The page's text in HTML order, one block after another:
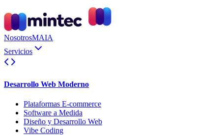
NosotrosMAIA
Servicios
Desarrollo Web Moderno
Plataformas E-commerce
Software a Medida
Diseño y Desarrollo Web
Vibe Coding